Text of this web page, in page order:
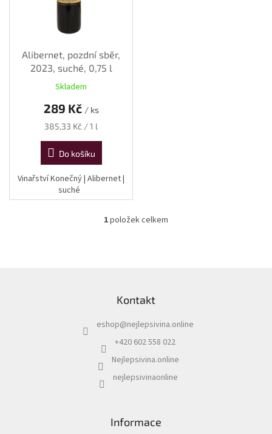
Alibernet, pozdní sběr,
2023, suché, 0,75 l
Skladem
289 Kč / ks
Měrná
385,33 Kč / 1 l
Do košíku
Vinařství Konečný | Alibernet |
suché
O
c
í
r
v
y
v
s
1položek celkem
Kontakt
eshop@nejlepsivina.online
+420 602 558 022
Nejlepsivina.online
nejlepsivinaonline
Informace